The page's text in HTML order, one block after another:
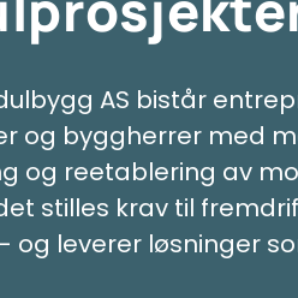
AS bistår
og byggherrer med
og reetablering av
stilles krav til
og leverer løsninger